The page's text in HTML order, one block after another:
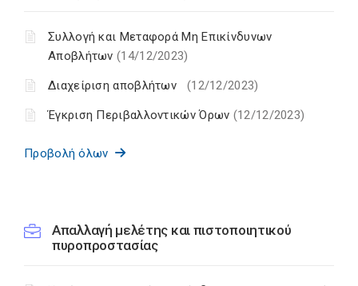
Συλλογή και Μεταφορά Μη Επικίνδυνων
Αποβλήτων (14/12/2023)
Διαχείριση αποβλήτων (12/12/2023)
Έγκριση Περιβαλλοντικών Όρων (12/12/2023)
Προβολή όλων
Απαλλαγή μελέτης και πιστοποιητικού
πυροπροστασίας